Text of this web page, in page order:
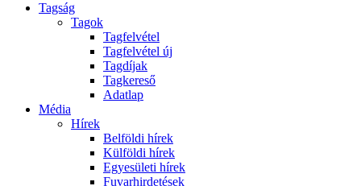
Tagság
Tagok
Tagfelvétel
Tagfelvétel új
Tagdíjak
Tagkereső
Adatlap
Média
Hírek
Belföldi hírek
Külföldi hírek
Egyesületi hírek
Fuvarhirdetések